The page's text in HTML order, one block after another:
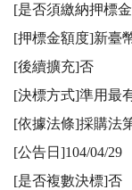
[是否須繳納押標
[押標金額度]新臺
[後續擴充]否
[決標方式]準用最
[依據法條]採購法
[公告日]104/04/29
[是否複數決標]否